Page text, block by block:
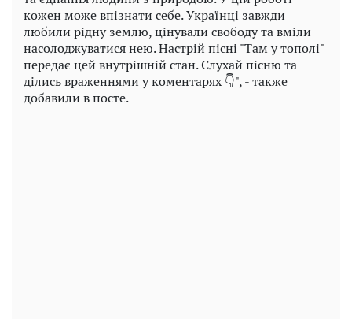
кожен може впізнати себе. Українці завжди
любили рідну землю, цінували свободу та вміли
насолоджуватися нею. Настрій пісні "Там у тополі"
передає цей внутрішній стан. Слухай пісню та
ділись враженнями у коментарях 👇", - также
добавили в посте.